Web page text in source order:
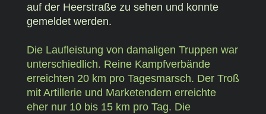
auf der Heerstraße zu sehen und konnte
gemeldet werden.
Die Laufleistung von damaligen Truppen war
unterschiedlich. Reine Kampfverbände
erreichten 20 km pro Tagesmarsch. Der Troß
mit Artillerie und Marketendern erreichte
eher nur 10 bis 15 km pro Tag. Die